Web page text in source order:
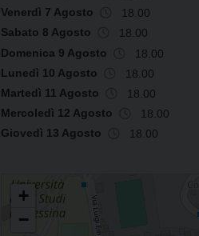
Venerdì 7 Agosto
18.00
Sabato 8 Agosto
18.00
Domenica 9 Agosto
18.00
Lunedì 10 Agosto
18.00
Martedì 11 Agosto
18.00
Mercoledì 12 Agosto
18.00
Giovedì 13 Agosto
18.00
PARROCCHIA DI SAN FRANCESCO D'ASSISI
+
−